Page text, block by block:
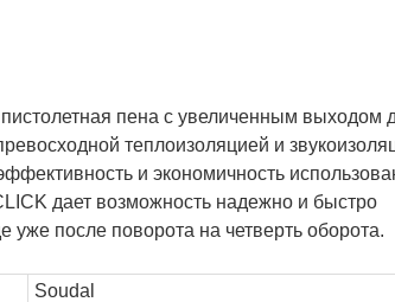
пена с увеличенным выходом
теплоизоляцией и
и экономичность
дает возможность надежно и быстро
уже после поворота на четверть оборота.
Soudal